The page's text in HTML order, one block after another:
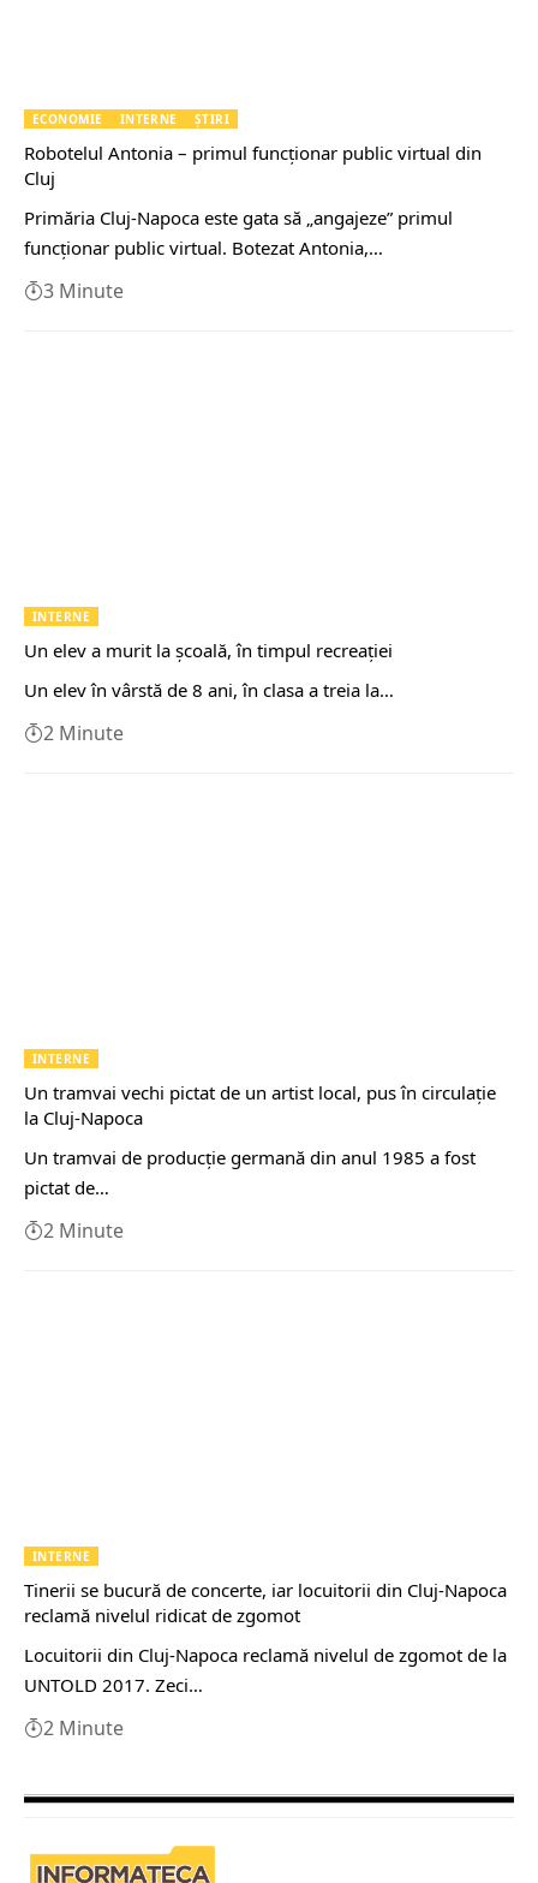
ECONOMIE INTERNE ȘTIRI
Robotelul Antonia – primul funcţionar public virtual din
Cluj
Primăria Cluj-Napoca este gata să „angajeze” primul
funcţionar public virtual. Botezat Antonia,…
3 Minute
INTERNE
Un elev a murit la școală, în timpul recreației
Un elev în vârstă de 8 ani, în clasa a treia la…
2 Minute
INTERNE
Un tramvai vechi pictat de un artist local, pus în circulaţie
la Cluj-Napoca
Un tramvai de producţie germană din anul 1985 a fost
pictat de…
2 Minute
INTERNE
Tinerii se bucură de concerte, iar locuitorii din Cluj-Napoca
reclamă nivelul ridicat de zgomot
Locuitorii din Cluj-Napoca reclamă nivelul de zgomot de la
UNTOLD 2017. Zeci…
2 Minute